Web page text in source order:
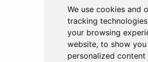
We use cookies and
tracking
your browsing
website, to show you
personalized content